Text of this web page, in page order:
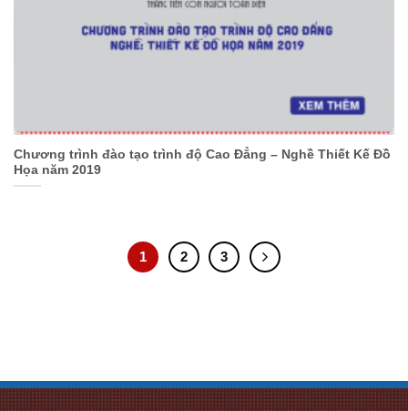
Chương trình đào tạo trình độ Cao Đẳng – Nghề Thiết Kế Đồ
Họa năm 2019
1 2 3